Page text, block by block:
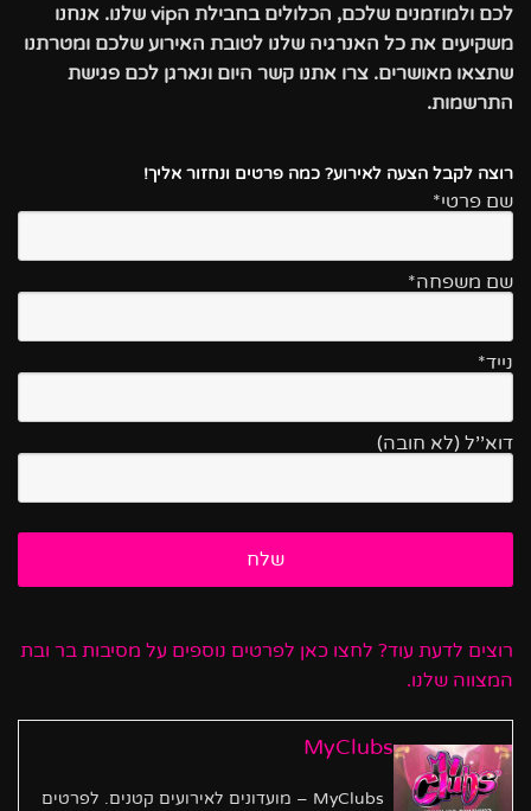
לכם ולמוזמנים שלכם, הכלולים בחבילת הvip שלנו. אנחנו
משקיעים את כל האנרגיה שלנו לטובת האירוע שלכם ומטרתנו
שתצאו מאושרים. צרו אתנו קשר היום ונארגן לכם פגישת
התרשמות.
רוצה לקבל הצעה לאירוע? כמה פרטים ונחזור אליך!
שם פרטי*
שם משפחה*
נייד*
דוא''ל (לא חובה)
רוצים לדעת עוד? לחצו כאן לפרטים נוספים על מסיבות בר ובת
המצווה שלנו.
MyClubs
MyClubs – מועדונים לאירועים קטנים. לפרטים